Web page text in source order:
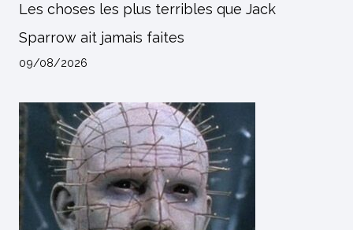
Les choses les plus terribles que Jack
Sparrow ait jamais faites
09/08/2026